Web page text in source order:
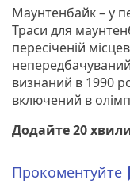
Маунтенбайк – у
Траси для
пересіченій
визнаний в 1990
включений в
Додайте 20
Прокоментуйте